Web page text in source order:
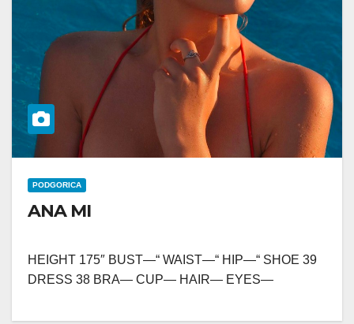
PODGORICA
ANA MI
HEIGHT 175″ BUST—“ WAIST—“ HIP—“ SHOE 39
DRESS 38 BRA— CUP— HAIR— EYES—